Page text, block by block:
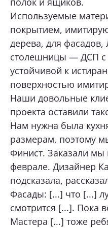
Используемые
покрытием,
дерева, для
столешницы — ДСП с
устойчивой к
поверхностью
Наши довольные
проекта оставили
Нам нужна была
размерам, поэтому
Финист. Заказали мы
феврале. Дизайнер
подсказала,
Фасады: [...] что [...]
смотрится [...]. Пока
Мастера [...] тоже